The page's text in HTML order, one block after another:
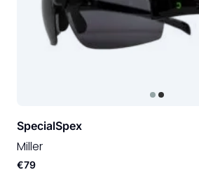
SpecialSpex
Miller
€79